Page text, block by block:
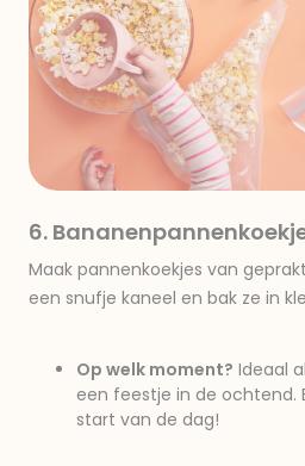
6.
Maak pannenkoekjes van
een snufje kaneel en bak ze in
Op welk moment? Ideaal
een feestje in de ochtend.
start van de dag!